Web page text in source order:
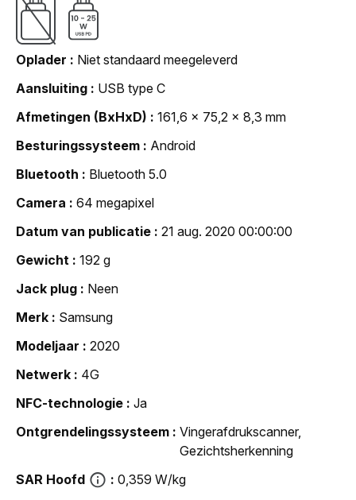
Oplader
Niet standaard meegeleverd
Aansluiting
USB type C
Afmetingen (BxHxD)
161,6 x 75,2 x 8,3 mm
Besturingssysteem
Android
Bluetooth
Bluetooth 5.0
Camera
64 megapixel
Datum van publicatie
21 aug. 2020 00:00:00
Gewicht
192 g
Jack plug
Neen
Merk
Samsung
Modeljaar
2020
Netwerk
4G
NFC-technologie
Ja
Ontgrendelingssysteem
Vingerafdrukscanner,
Gezichtsherkenning
SAR Hoofd
0,359 W/kg